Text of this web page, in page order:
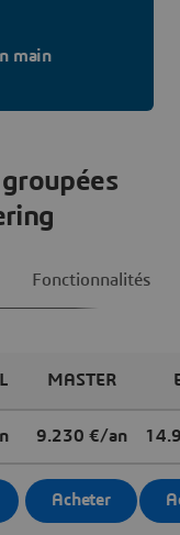
main
Fonctionnalités
MASTER
9.230 €/an
Acheter